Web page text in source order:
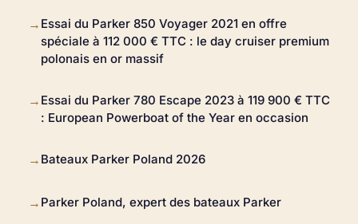
→ Essai du Parker 850 Voyager 2021 en offre
spéciale à 112 000 € TTC : le day cruiser premium
polonais en or massif
→ Essai du Parker 780 Escape 2023 à 119 900 € TTC
: European Powerboat of the Year en occasion
→ Bateaux Parker Poland 2026
→ Parker Poland, expert des bateaux Parker